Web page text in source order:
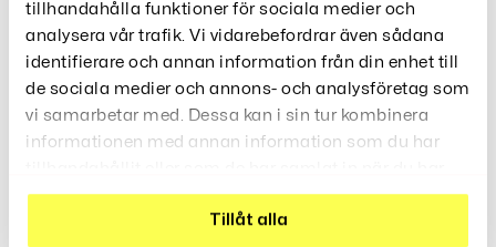
tillhandahålla funktioner för sociala medier och
analysera vår trafik. Vi vidarebefordrar även sådana
identifierare och annan information från din enhet till
de sociala medier och annons- och analysföretag som
vi samarbetar med. Dessa kan i sin tur kombinera
informationen med annan information som du har
använt deras tjänster.
Tillåt alla
Ansiktsskrubb I Silikon
149 Kr
Tandtrådsdispenser Portabel
Med 10 Tandtrådar
189Kr – 595Kr